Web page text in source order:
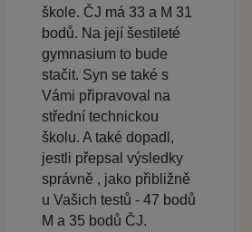
škole. ČJ má 33 a M 31
bodů. Na její šestileté
gymnasium to bude
stačit. Syn se také s
Vámi připravoval na
střední technickou
školu. A také dopadl,
jestli přepsal výsledky
správně , jako přibližně
u Vašich testů - 47 bodů
M a 35 bodů ČJ.